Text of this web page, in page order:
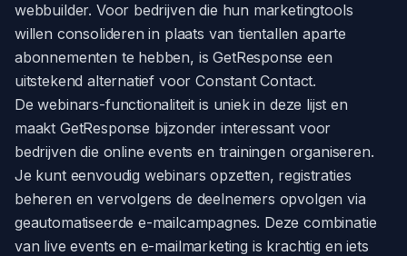
webbuilder. Voor bedrijven die hun marketingtools
willen consolideren in plaats van tientallen aparte
abonnementen te hebben, is GetResponse een
uitstekend alternatief voor Constant Contact.
De webinars-functionaliteit is uniek in deze lijst en
maakt GetResponse bijzonder interessant voor
bedrijven die online events en trainingen organiseren.
Je kunt eenvoudig webinars opzetten, registraties
beheren en vervolgens de deelnemers opvolgen via
geautomatiseerde e-mailcampagnes. Deze combinatie
van live events en e-mailmarketing is krachtig en iets